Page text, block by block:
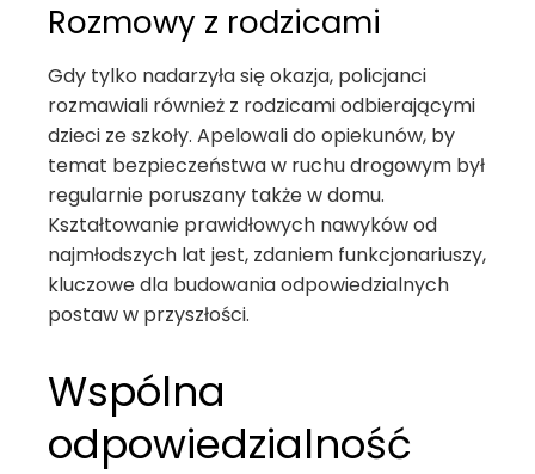
Rozmowy z rodzicami
Gdy tylko nadarzyła się okazja, policjanci
rozmawiali również z rodzicami odbierającymi
dzieci ze szkoły. Apelowali do opiekunów, by
temat bezpieczeństwa w ruchu drogowym był
regularnie poruszany także w domu.
Kształtowanie prawidłowych nawyków od
najmłodszych lat jest, zdaniem funkcjonariuszy,
kluczowe dla budowania odpowiedzialnych
postaw w przyszłości.
Wspólna
odpowiedzialność